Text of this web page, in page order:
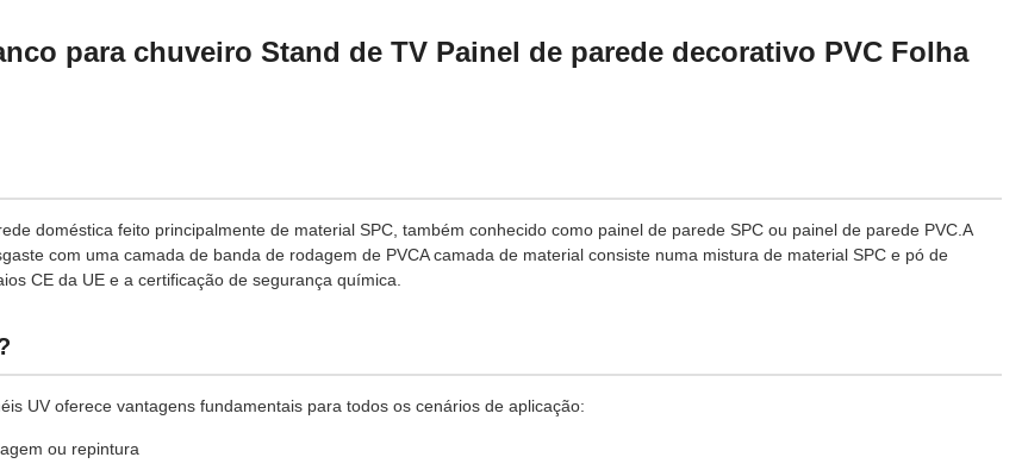
para chuveiro Stand de TV Painel de parede decorativo PVC Folha
doméstica feito principalmente de material SPC, também conhecido como painel de parede SPC ou painel de parede PVC.A
com uma camada de banda de rodagem de PVCA camada de material consiste numa mistura de material SPC e pó de
CE da UE e a certificação de segurança química.
UV oferece vantagens fundamentais para todos os cenários de aplicação:
ou repintura